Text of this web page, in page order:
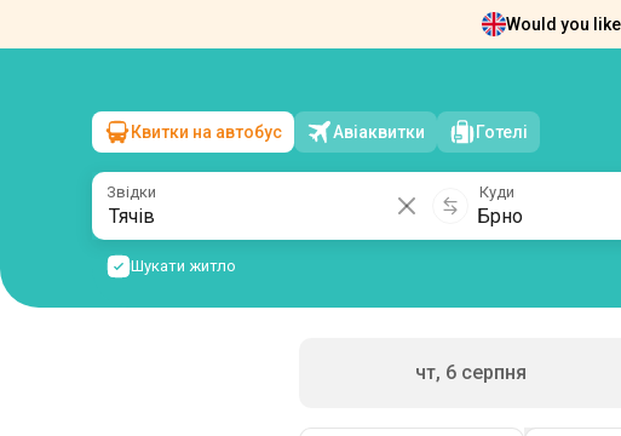
Would you
Тячів→Брно
пт, 7 серпня/1 пасажир
Квитки на автобус Авіаквитки Готелі
Звідки Куди
Шукати житло
чт, 6 серпня